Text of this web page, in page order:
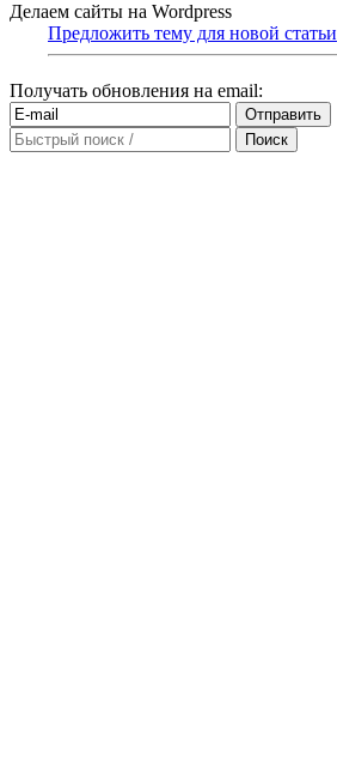
Делаем сайты на Wordpress
Предложить тему для новой статьи
Получать обновления на email: